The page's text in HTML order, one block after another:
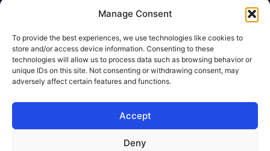
Manage Consent
To provide the best experiences, we use technologies like cookies to
store and/or access device information. Consenting to these
technologies will allow us to process data such as browsing behavior or
unique IDs on this site. Not consenting or withdrawing consent, may
adversely affect certain features and functions.
Accept
Deny
Over
Algemene voorwaarden
Cookie beleid
Ik wil adverteren